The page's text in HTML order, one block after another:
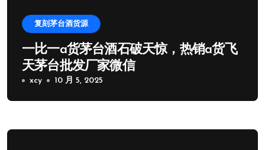
复刻茅台酒货源
一比一a货茅台酒石破天惊，热销a货飞
天茅台批发厂家微信
xcy 10 月 5, 2025